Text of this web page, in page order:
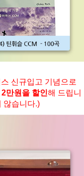
신규입고 기념으로
2만원을 할인해 드립니
않습니다.)